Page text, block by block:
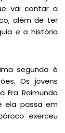
vai contar a
além de ter
e a história
segunda é
Os jovens
Era Raimundo
ela passa em
exerceu